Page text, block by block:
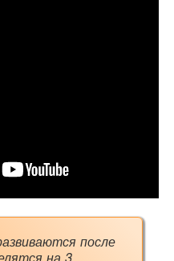
после
на 3